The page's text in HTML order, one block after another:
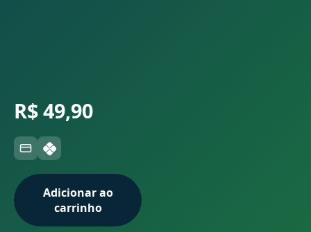
R$ 49,90
Adicionar ao
carrinho